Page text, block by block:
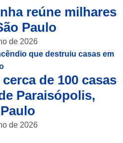
reúne milhares
Paulo
de 2026
de 100 casas
Paraisópolis,
de 2026